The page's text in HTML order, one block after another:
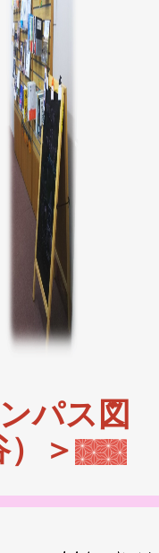
パス図
）＞